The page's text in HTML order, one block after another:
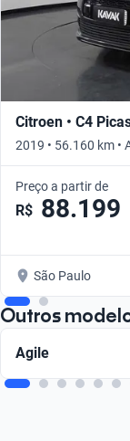
Citroen • C4
2019 • 56.160 km •
Preço a partir de
R$ 88.199
São Paulo
Outros
Agile